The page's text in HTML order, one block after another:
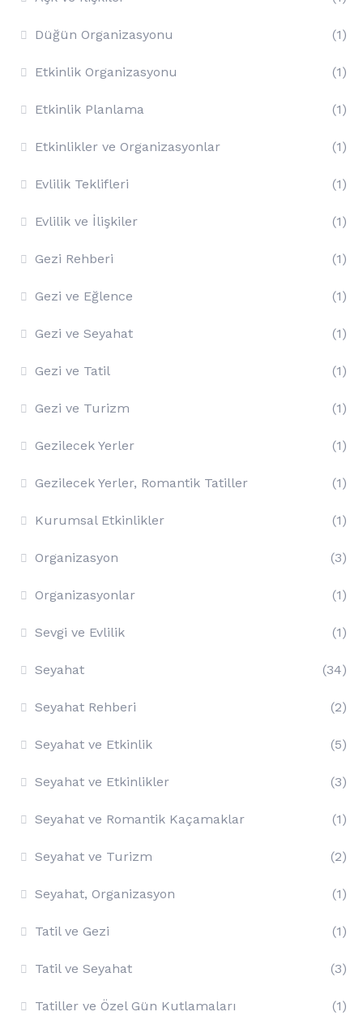
Düğün Organizasyonu (1)
Etkinlik Organizasyonu (1)
Etkinlik Planlama (1)
Etkinlikler ve Organizasyonlar (1)
Evlilik Teklifleri (1)
Evlilik ve İlişkiler (1)
Gezi Rehberi (1)
Gezi ve Eğlence (1)
Gezi ve Seyahat (1)
Gezi ve Tatil (1)
Gezi ve Turizm (1)
Gezilecek Yerler (1)
Gezilecek Yerler, Romantik Tatiller (1)
Kurumsal Etkinlikler (1)
Organizasyon (3)
Organizasyonlar (1)
Sevgi ve Evlilik (1)
Seyahat (34)
Seyahat Rehberi (2)
Seyahat ve Etkinlik (5)
Seyahat ve Etkinlikler (3)
Seyahat ve Romantik Kaçamaklar (1)
Seyahat ve Turizm (2)
Seyahat, Organizasyon (1)
Tatil ve Gezi (1)
Tatil ve Seyahat (3)
Tatiller ve Özel Gün Kutlamaları (1)